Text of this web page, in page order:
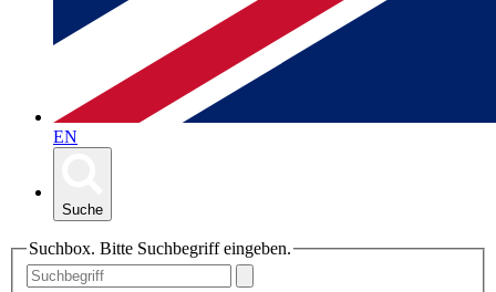
EN
Suche
Suchbox. Bitte Suchbegriff eingeben.